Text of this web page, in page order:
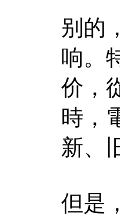
别的
响。
价，
時，
新、
但是